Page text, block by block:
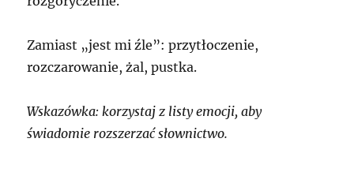
Zamiast „jest mi źle”: przytłoczenie,
rozczarowanie, żal, pustka.
Wskazówka: korzystaj z listy emocji, aby
świadomie rozszerzać słownictwo.